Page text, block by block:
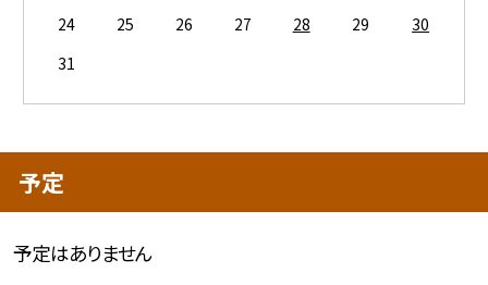
24
25 26 27 28 29
30
31
予定
予定はありません